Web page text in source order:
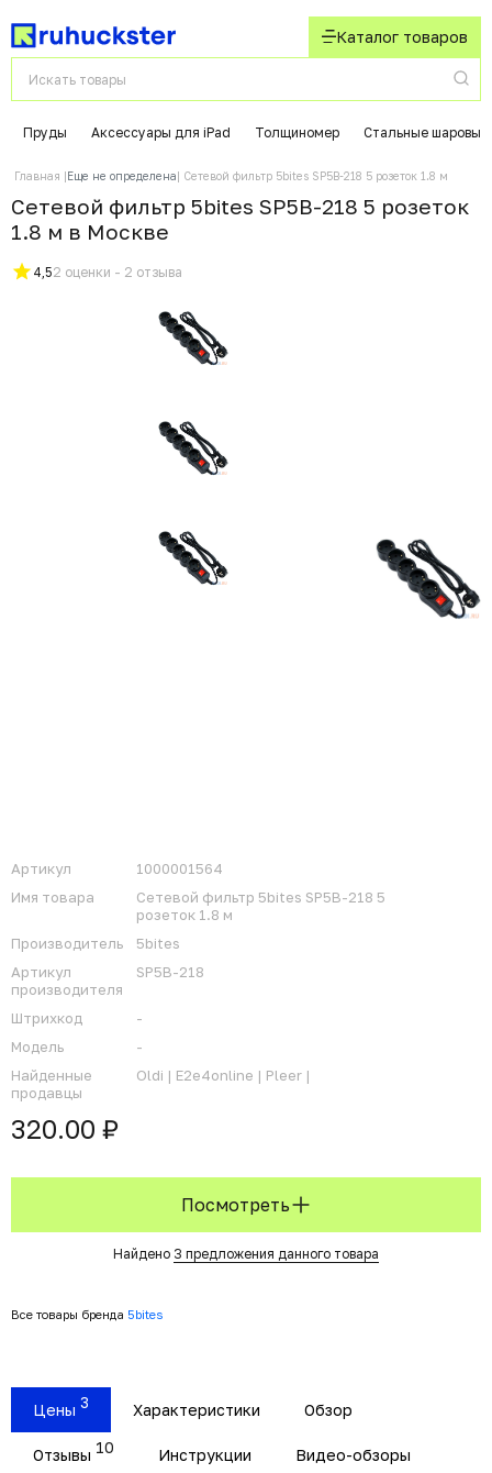
Каталог товаров
Пруды Аксессуары для iPad Толщиномер Стальные шаровые
Главная Еще не определена Сетевой фильтр 5bites SP5B-218 5 розеток 1.8 м
Сетевой фильтр 5bites SP5B-218 5 розеток
1.8 м в Москвe
4,52 оценки - 2 отзыва
Артикул
1000001564
Имя товара
Сетевой фильтр 5bites SP5B-218 5
розеток 1.8 м
Производитель
5bites
Артикул
производителя
SP5B-218
Штрихкод
-
Модель
-
Найденные
продавцы
Oldi | E2e4online | Pleer |
320.00 ₽
Посмотреть
Найдено 3 предложения данного товара
Все товары бренда 5bites
Цены 3 Характеристики Обзор
Отзывы 10 Инструкции Видео-обзоры